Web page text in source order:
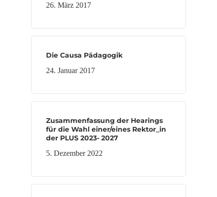
26. März 2017
Die Causa Pädagogik
24. Januar 2017
Zusammenfassung der Hearings
für die Wahl einer/eines Rektor_in
der PLUS 2023- 2027
5. Dezember 2022